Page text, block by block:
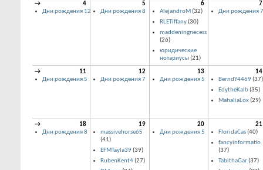
→
4
Дни рождения 12
5
Дни рождения 8
6
AlejandroM (32)
RLETiffany(30)
maddeningnecess
(26)
юридические
нотариусы(21)
7
Дни рождения 7
→
11
Дни рождения 5
12
Дни рождения 7
13
Дни рождения 5
14
BerndY4469(37)
EdytheKalb(35)
MahaliaLox(29)
→
18
Дни рождения 8
19
massivehorse65
(41)
EFMTayla39(39)
RubenKent4(27)
20
Дни рождения 5
21
FloridaCas(40)
fancyinformatio
(37)
TabithaGar(37)